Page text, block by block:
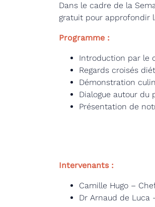
Dans le cadre de la
gratuit pour approfondir
Programme :
Introduction par le
Regards croisés
Démonstration
Dialogue autour du
Présentation de
Intervenants :
Camille Hugo –
Dr Arnaud de Luca